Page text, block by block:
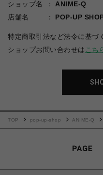
ショップ名
ANIME-Q
店舗名
POP-UP
特定商取引法など法令に基づ
ショップお問い合わせは こち
TOP pop-up-shop ANIME-Q